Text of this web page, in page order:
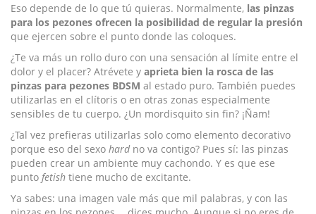
Eso depende de lo que tú quieras. Normalmente, las pinzas
para los pezones ofrecen la posibilidad de regular la presión
que ejercen sobre el punto donde las coloques.
¿Te va más un rollo duro con una sensación al límite entre el
dolor y el placer? Atrévete y aprieta bien la rosca de las
pinzas para pezones BDSM al estado puro. También puedes
utilizarlas en el clítoris o en otras zonas especialmente
sensibles de tu cuerpo. ¿Un mordisquito sin fin? ¡Ñam!
¿Tal vez prefieras utilizarlas solo como elemento decorativo
porque eso del sexo hard no va contigo? Pues sí: las pinzas
pueden crear un ambiente muy cachondo. Y es que ese
punto fetish tiene mucho de excitante.
Ya sabes: una imagen vale más que mil palabras, y con las